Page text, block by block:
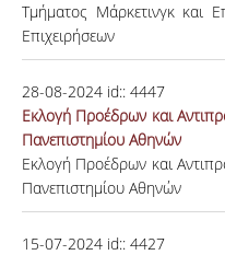
Τμήματος Μάρκετινγκ και
Επιχειρήσεων
28-08-2024 id:: 4447
Εκλογή Προέδρων και
Πανεπιστημίου Αθηνών
Εκλογή Προέδρων και
Πανεπιστημίου Αθηνών
15-07-2024 id:: 4427